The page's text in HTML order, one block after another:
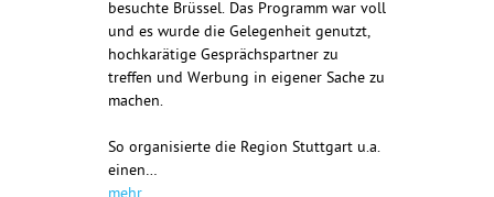
besuchte Brüssel. Das Programm war voll
und es wurde die Gelegenheit genutzt,
hochkarätige Gesprächspartner zu
treffen und Werbung in eigener Sache zu
machen.
So organisierte die Region Stuttgart u.a.
einen…